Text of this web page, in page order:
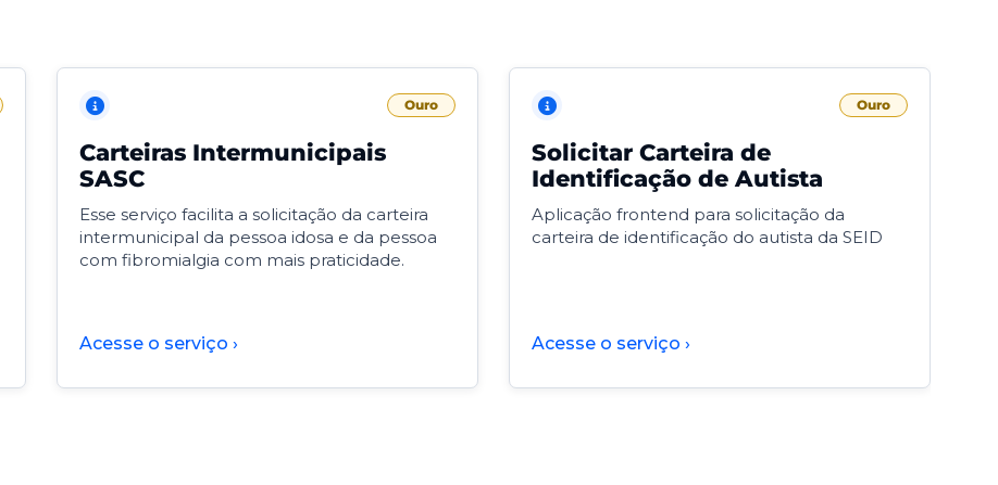
Ouro
Carteiras Intermunicipais
SASC
Esse serviço facilita a solicitação da carteira
intermunicipal da pessoa idosa e da pessoa
com fibromialgia com mais praticidade.
Acesse o serviço ›
Ouro
Solicitar Carteira de
Identificação de Autista
Aplicação frontend para solicitação da
carteira de identificação do autista da SEID
Acesse o serviço ›